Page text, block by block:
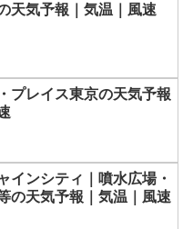
天気予報｜気温｜風速
プレイス東京の天気予報
インシティ｜噴水広場・
の天気予報｜気温｜風速